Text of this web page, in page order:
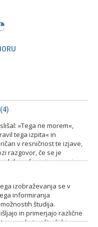
»Tega ne morem«,
tega izpita« in
v resničnost te izjave,
razgovor, če se je
bili profesorji pozorni
izobraževanja se v
informiranja
študija.
in primerjajo različne
na kateri študij bi se